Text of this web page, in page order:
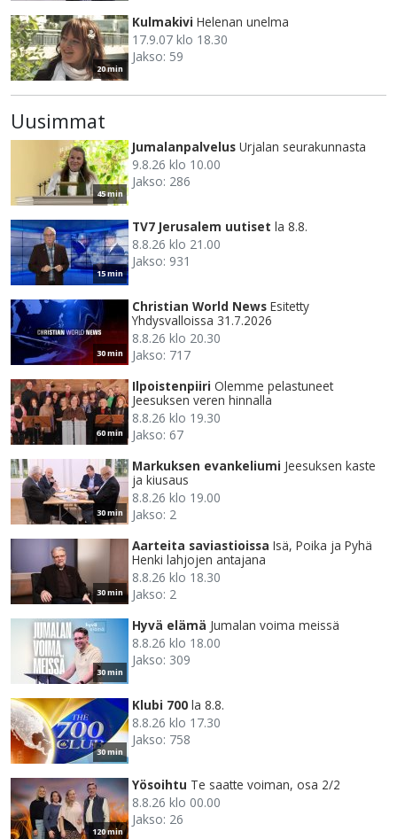
20 min
Kulmakivi Helenan unelma
17.9.07 klo 18.30
Jakso: 59
Uusimmat
45 min
Jumalanpalvelus Urjalan seurakunnasta
9.8.26 klo 10.00
Jakso: 286
15 min
TV7 Jerusalem uutiset la 8.8.
8.8.26 klo 21.00
Jakso: 931
30 min
Christian World News Esitetty
Yhdysvalloissa 31.7.2026
8.8.26 klo 20.30
Jakso: 717
60 min
Ilpoistenpiiri Olemme pelastuneet
Jeesuksen veren hinnalla
8.8.26 klo 19.30
Jakso: 67
30 min
Markuksen evankeliumi Jeesuksen kaste
ja kiusaus
8.8.26 klo 19.00
Jakso: 2
30 min
Aarteita saviastioissa Isä, Poika ja Pyhä
Henki lahjojen antajana
8.8.26 klo 18.30
Jakso: 2
30 min
Hyvä elämä Jumalan voima meissä
8.8.26 klo 18.00
Jakso: 309
30 min
Klubi 700 la 8.8.
8.8.26 klo 17.30
Jakso: 758
120 min
Yösoihtu Te saatte voiman, osa 2/2
8.8.26 klo 00.00
Jakso: 26